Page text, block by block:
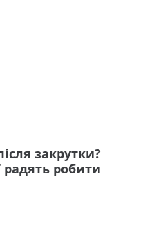
закрутки?
радять робити